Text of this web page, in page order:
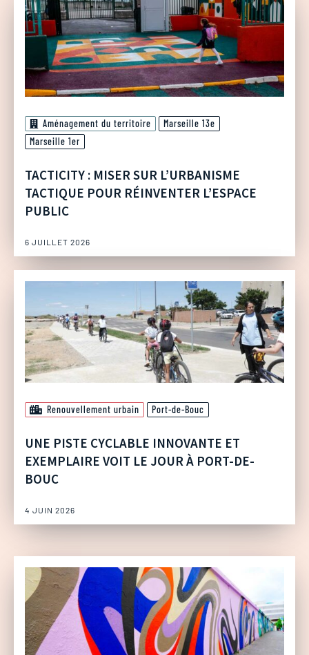
Aménagement du territoire
Marseille 13e
Marseille 1er
TACTICITY : MISER SUR L’URBANISME
TACTIQUE POUR RÉINVENTER L’ESPACE
PUBLIC
6 JUILLET 2026
Renouvellement urbain Port-de-Bouc
UNE PISTE CYCLABLE INNOVANTE ET
EXEMPLAIRE VOIT LE JOUR À PORT-DE-
BOUC
4 JUIN 2026